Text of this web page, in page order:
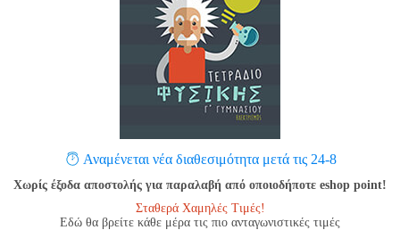
Αναμένεται νέα διαθεσιμότητα μετά τις 24-8
Χωρίς έξοδα αποστολής για παραλαβή από οποιοδήποτε eshop point!
Σταθερά Χαμηλές Τιμές!
Εδώ θα βρείτε κάθε μέρα τις πιο ανταγωνιστικές τιμές